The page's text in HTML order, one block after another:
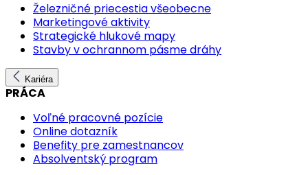
Železničné priecestia všeobecne
Marketingové aktivity
Strategické hlukové mapy
Stavby v ochrannom pásme dráhy
Kariéra
PRÁCA
Voľné pracovné pozície
Online dotazník
Benefity pre zamestnancov
Absolventský program